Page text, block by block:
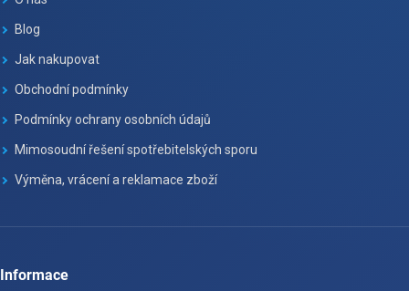
Blog
Jak nakupovat
Obchodní podmínky
Podmínky ochrany osobních údajů
Mimosoudní řešení spotřebitelských sporu
Výměna, vrácení a reklamace zboží
Informace